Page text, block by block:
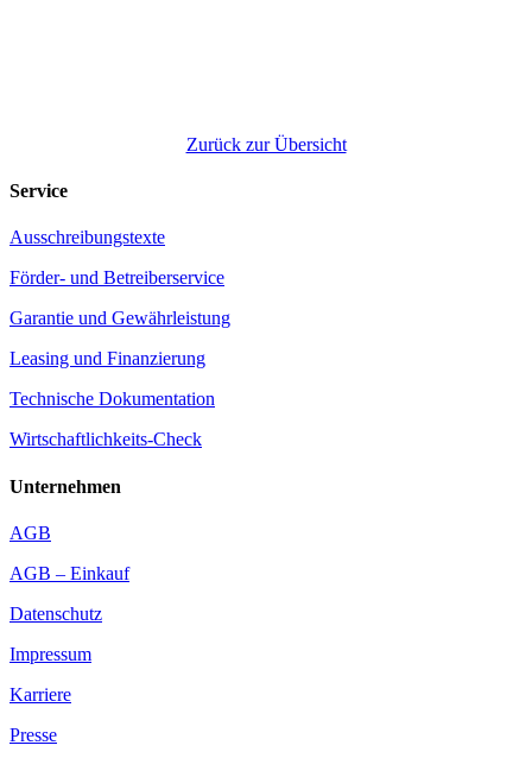
Zurück zur Übersicht
Service
Ausschreibungstexte
Förder- und Betreiberservice
Garantie und Gewährleistung
Leasing und Finanzierung
Technische Dokumentation
Wirtschaftlichkeits-Check
Unternehmen
AGB
AGB – Einkauf
Datenschutz
Impressum
Karriere
Presse